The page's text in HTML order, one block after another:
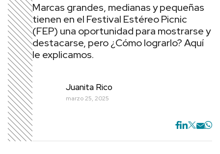
Marcas grandes, medianas y pequeñas
tienen en el Festival Estéreo Picnic
(FEP) una oportunidad para mostrarse y
destacarse, pero ¿Cómo lograrlo? Aquí
le explicamos.
Juanita Rico
marzo 25, 2025